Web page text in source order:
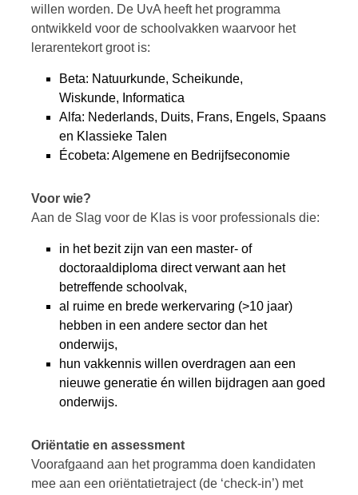
willen worden. De UvA heeft het programma
ontwikkeld voor de schoolvakken waarvoor het
lerarentekort groot is:
Beta: Natuurkunde, Scheikunde,
Wiskunde, Informatica
Alfa: Nederlands, Duits, Frans, Engels, Spaans
en Klassieke Talen
Écobeta: Algemene en Bedrijfseconomie
Voor wie?
Aan de Slag voor de Klas is voor professionals die:
in het bezit zijn van een master- of
doctoraaldiploma direct verwant aan het
betreffende schoolvak,
al ruime en brede werkervaring (>10 jaar)
hebben in een andere sector dan het
onderwijs,
hun vakkennis willen overdragen aan een
nieuwe generatie én willen bijdragen aan goed
onderwijs.
Oriëntatie en assessment
Voorafgaand aan het programma doen kandidaten
mee aan een oriëntatietraject (de ‘check-in’) met